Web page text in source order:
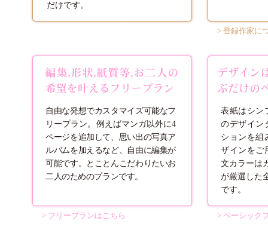
自由な発想でカスタマイズ可能なフ
リープラン。例えばマンガ以外に4
ページを追加して、思い出の写真ア
ルバムを加えるなど、自由に編集が
可能です。とことんこだわりたいお
二人のためのプランです。
表紙はシン
のデザイン
ションを組
ザインをご
文カラーは
が厳選した
です。
> 登録作家に
> フリープランはこちら > ベーシック
だけです。